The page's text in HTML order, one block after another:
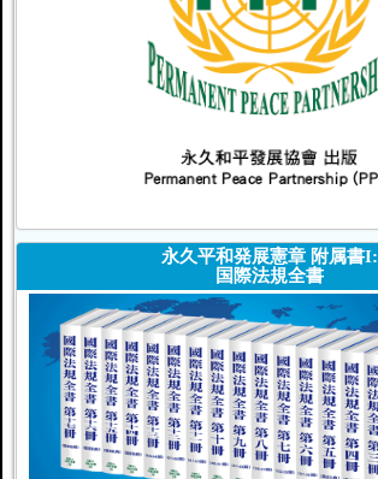
永久平和発展憲章 附属書I:
国際法規全書